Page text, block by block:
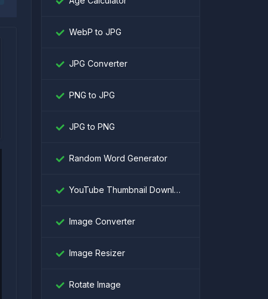
WebP to JPG
JPG Converter
PNG to JPG
JPG to PNG
Random Word Generator
YouTube Thumbnail Downloader
Image Converter
Image Resizer
Rotate Image